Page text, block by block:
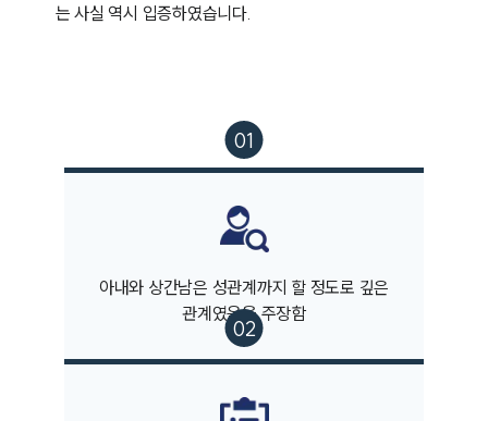
부소개
부소개
대륜의 강점
오시는 길
고객의 소리
는 사실 역시 입증하였습니다.
아내와 상간남은 성관계까지 할 정도로 깊은
관계였음을 주장함